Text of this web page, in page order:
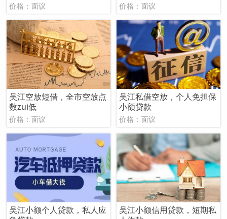
价格：面议 价格：面议
吴江空放短借，全市空放点
数zui低
价格：面议
吴江私借空放，个人免担保
小额贷款
价格：面议
吴江小额个人贷款，私人应
吴江小额信用贷款，短期私